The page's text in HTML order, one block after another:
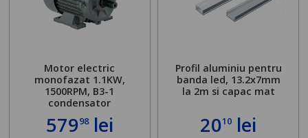
Motor electric
monofazat 1.1KW,
1500RPM, B3-1
condensator
57998lei
Profil aluminiu pentru
banda led, 13.2x7mm
la 2m si capac mat
2010 lei